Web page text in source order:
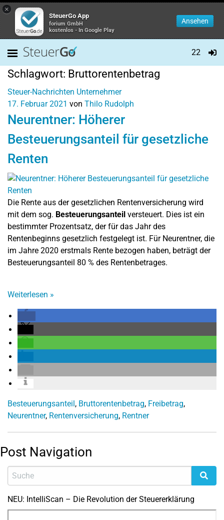
×
SteuerGo App
forium GmbH
kostenlos - In Google Play
Ansehen
22
Schlagwort: Bruttorentenbetrag
Steuer-Nachrichten Unternehmer
17. Februar 2021 von Thilo Rudolph
Neurentner: Höherer
Besteuerungsanteil für gesetzliche
Renten
Die Rente aus der gesetzlichen Rentenversicherung wird
mit dem sog. Besteuerungsanteil versteuert. Dies ist ein
bestimmter Prozentsatz, der für das Jahr des
Rentenbeginns gesetzlich festgelegt ist. Für Neurentner, die
im Jahre 2020 erstmals Rente bezogen haben, beträgt der
Besteuerungsanteil 80 % des Rentenbetrages.
Weiterlesen »
Besteuerungsanteil, Bruttorentenbetrag, Freibetrag,
Neurentner, Rentenversicherung, Rentner
Post Navigation
NEU: IntelliScan – Die Revolution der Steuererklärung